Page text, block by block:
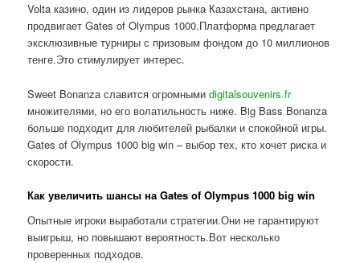
Volta казино, один из лидеров рынка Казахстана, активно
продвигает Gates of Olympus 1000.Платформа предлагает
эксклюзивные турниры с призовым фондом до 10 миллионов
тенге.Это стимулирует интерес.
Sweet Bonanza славится огромнымиdigitalsouvenirs.fr
множителями, но его волатильность ниже. Big Bass Bonanza
больше подходит для любителей рыбалки и спокойной игры.
Gates of Olympus 1000 big win – выбор тех, кто хочет риска и
скорости.
Как увеличить шансы на Gates of Olympus 1000 big win
Опытные игроки выработали стратегии.Они не гарантируют
выигрыш, но повышают вероятность.Вот несколько
проверенных подходов.